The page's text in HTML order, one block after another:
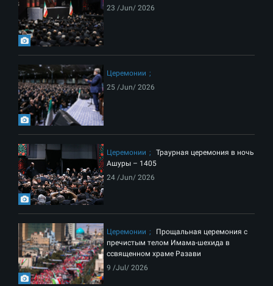
23 /Jun/ 2026
Церемонии
25 /Jun/ 2026
Церемонии
Траурная церемония в ночь
Ашуры – 1405
24 /Jun/ 2026
Церемонии
Прощальная церемония с
пречистым телом Имама-шехида в
ссвященном храме Разави
9 /Jul/ 2026